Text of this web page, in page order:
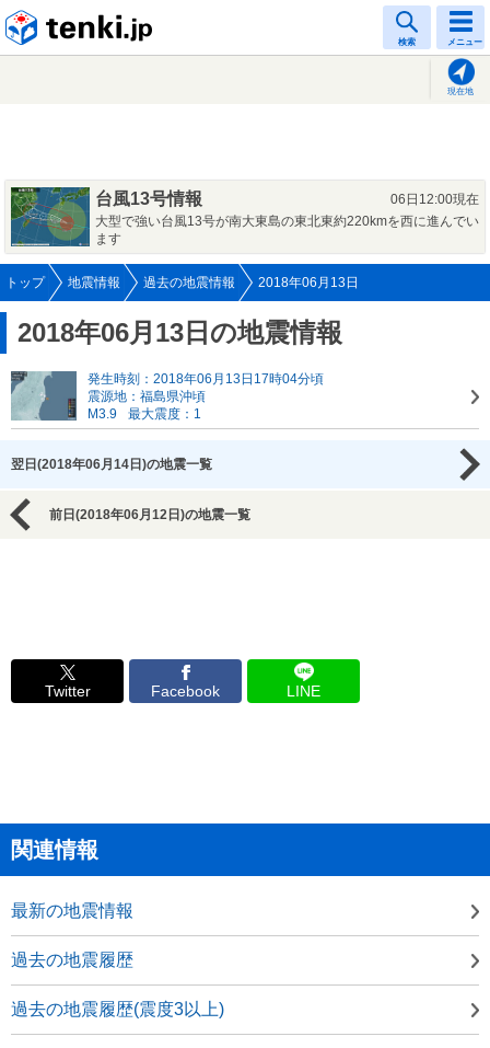
検索 メニュー
現在地
台風13号情報
06日12:00現在
大型で強い台風13号が南大東島の東北東約220kmを西に進んでい
ます
トップ 地震情報 過去の地震情報 2018年06月13日
2018年06月13日の地震情報
発生時刻：2018年06月13日17時04分頃
震源地：福島県沖頃
M3.9
最大震度：1
翌日(2018年06月14日)の地震一覧
前日(2018年06月12日)の地震一覧
Twitter Facebook LINE
関連情報
最新の地震情報
過去の地震履歴
過去の地震履歴(震度3以上)